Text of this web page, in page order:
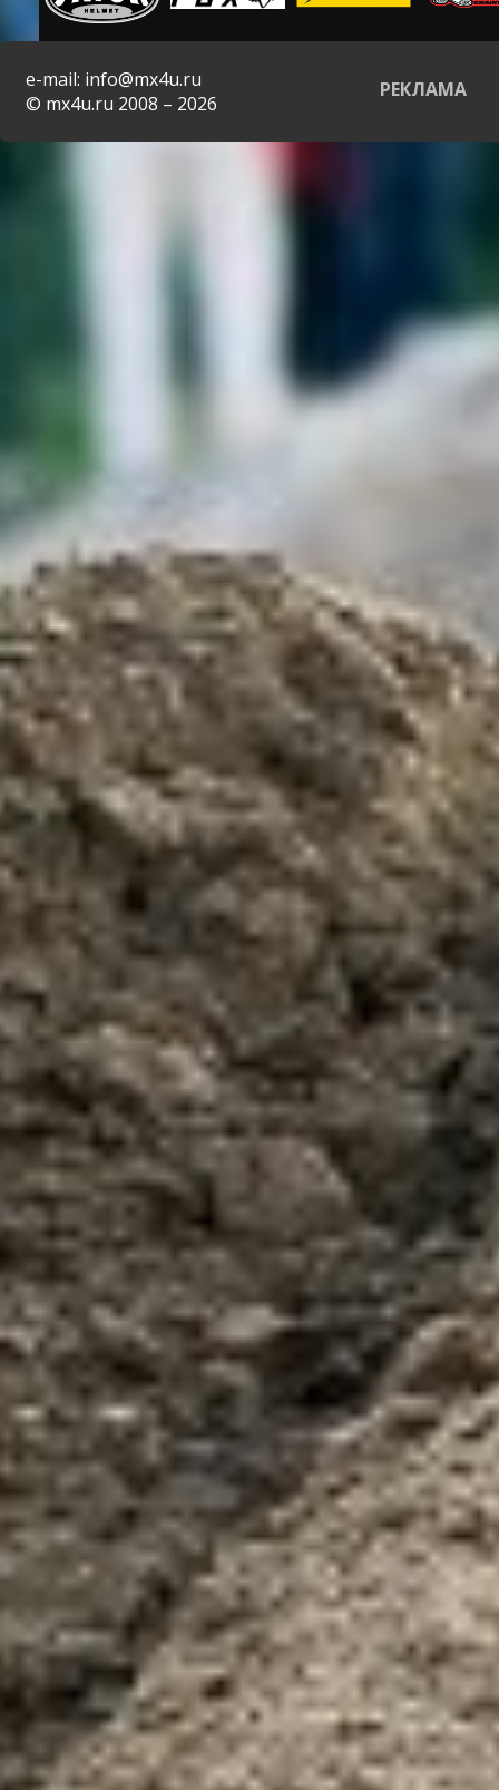
e-mail: info@mx4u.ru
© mx4u.ru 2008 – 2026
РЕКЛАМА